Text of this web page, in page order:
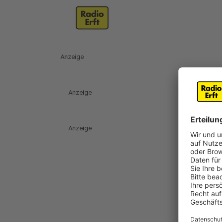
Anzeige
Anzeige
Anzeige